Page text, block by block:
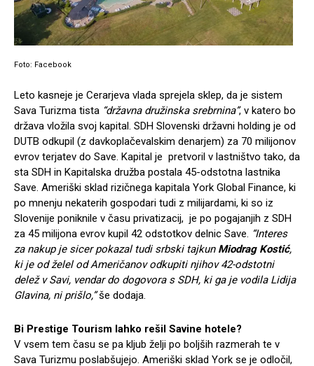
Foto: Facebook
Leto kasneje je Cerarjeva vlada sprejela sklep, da je sistem
Sava Turizma tista “državna družinska srebrnina”, v katero bo
država vložila svoj kapital. SDH Slovenski državni holding je od
DUTB odkupil (z davkoplačevalskim denarjem) za 70 milijonov
evrov terjatev do Save. Kapital je pretvoril v lastništvo tako, da
sta SDH in Kapitalska družba postala 45-odstotna lastnika
Save. Ameriški sklad rizičnega kapitala York Global Finance, ki
po mnenju nekaterih gospodari tudi z milijardami, ki so iz
Slovenije poniknile v času privatizacij, je po pogajanjih z SDH
za 45 milijona evrov kupil 42 odstotkov delnic Save. “Interes
za nakup je sicer pokazal tudi srbski tajkun Miodrag Kostić,
ki je od želel od Američanov odkupiti njihov 42-odstotni
delež v Savi, vendar do dogovora s SDH, ki ga je vodila Lidija
Glavina, ni prišlo,”še dodaja.
Bi Prestige Tourism lahko rešil Savine hotele?
V vsem tem času se pa kljub želji po boljših razmerah te v
Sava Turizmu poslabšujejo. Ameriški sklad York se je odločil,